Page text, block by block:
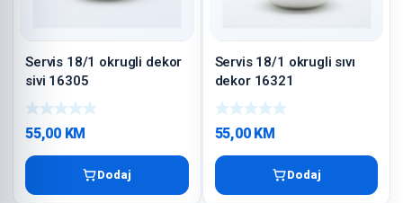
Servis 18/1 okrugli dekor
sivi 16305
55,00 KM
Dodaj
Servis 18/1 okrugli sıvı
dekor 16321
55,00KM
Dodaj